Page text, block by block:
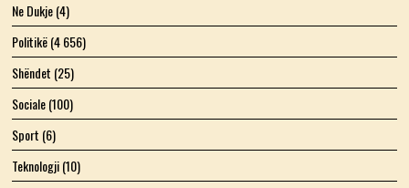
Ne Dukje(4)
Politikë(4 656)
Shëndet (25)
Sociale(100)
Sport (6)
Teknologji(10)